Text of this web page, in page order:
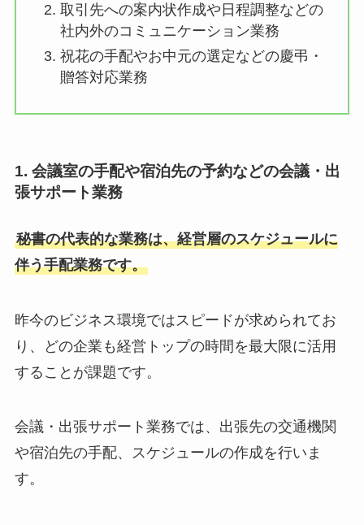
取引先への案内状作成や日程調整などの
社内外のコミュニケーション業務
祝花の手配やお中元の選定などの慶弔・
贈答対応業務
1. 会議室の手配や宿泊先の予約などの会議・出
張サポート業務
秘書の代表的な業務は、経営層のスケジュールに
伴う手配業務です。
昨今のビジネス環境ではスピードが求められてお
り、どの企業も経営トップの時間を最大限に活用
することが課題です。
会議・出張サポート業務では、出張先の交通機関
や宿泊先の手配、スケジュールの作成を行いま
す。